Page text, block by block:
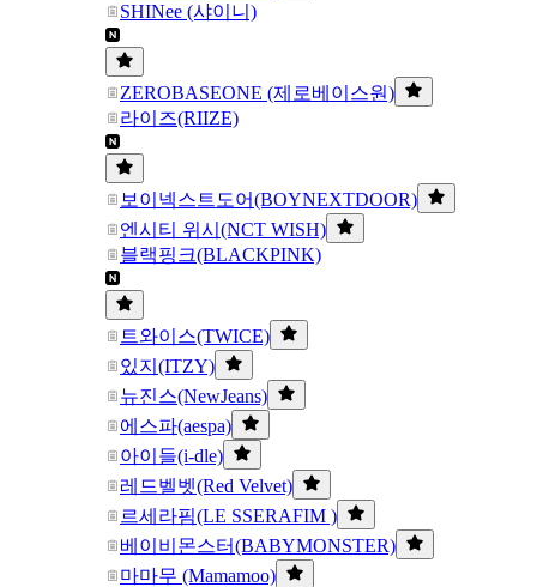
SHINee (샤이니)
ZEROBASEONE (제로베이스원)
라이즈(RIIZE)
보이넥스트도어(BOYNEXTDOOR)
엔시티 위시(NCT WISH)
블랙핑크(BLACKPINK)
트와이스(TWICE)
있지(ITZY)
뉴진스(NewJeans)
에스파(aespa)
아이들(i-dle)
레드벨벳(Red Velvet)
르세라핌(LE SSERAFIM )
베이비몬스터(BABYMONSTER)
마마무 (Mamamoo)